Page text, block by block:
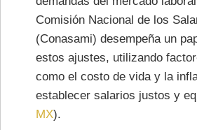
Comisión Nacional de los
(Conasami) desempeña un
estos ajustes, utilizando
como el costo de vida y la
establecer salarios justos y
MX)​.